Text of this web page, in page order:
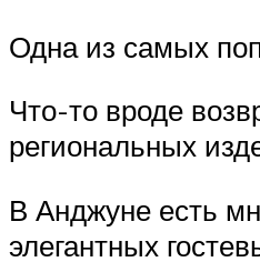
Одна из самых
Что-то вроде
региональных
В Анджуне есть
элегантных